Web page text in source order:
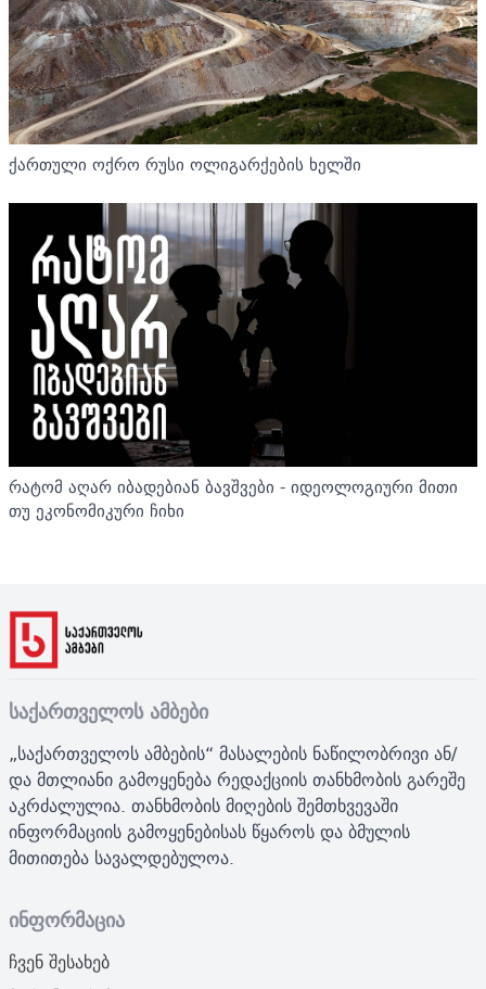
ქართული ოქრო რუსი ოლიგარქების ხელში
რატომ აღარ იბადებიან ბავშვები - იდეოლოგიური მითი
თუ ეკონომიკური ჩიხი
საქართველოს ამბები
„საქართველოს ამბების“ მასალების ნაწილობრივი ან/
და მთლიანი გამოყენება რედაქციის თანხმობის გარეშე
აკრძალულია. თანხმობის მიღების შემთხვევაში
ინფორმაციის გამოყენებისას წყაროს და ბმულის
მითითება სავალდებულოა.
ინფორმაცია
ჩვენ შესახებ